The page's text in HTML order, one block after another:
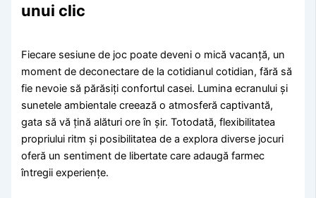
unui clic
Fiecare sesiune de joc poate deveni o mică vacanță, un
moment de deconectare de la cotidianul cotidian, fără să
fie nevoie să părăsiți confortul casei. Lumina ecranului și
sunetele ambientale creează o atmosferă captivantă,
gata să vă țină alături ore în șir. Totodată, flexibilitatea
propriului ritm și posibilitatea de a explora diverse jocuri
oferă un sentiment de libertate care adaugă farmec
întregii experiențe.